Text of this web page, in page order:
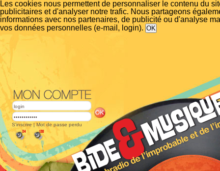
Les cookies nous permettent de personnaliser le contenu du
publicitaires et d'analyser notre trafic. Nous partageons
informations avec nos partenaires, de publicité ou d'analyse
vos données personnelles (e-mail, login).
S'inscrire | Mot de passe perdu